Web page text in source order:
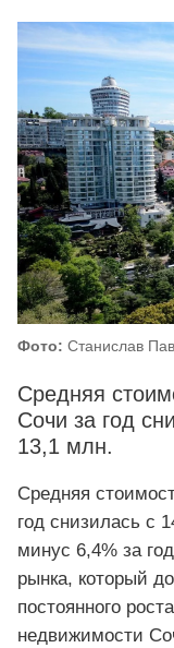
Фото: Станислав
Средняя
Сочи за год
13,1 млн.
Средняя
год снизилась с
минус 6,4% за
рынка, который
постоянного
недвижимости